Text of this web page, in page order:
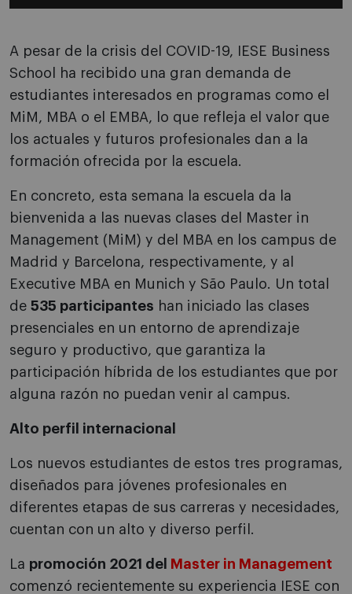
A pesar de la crisis del COVID-19, IESE Business
School ha recibido una gran demanda de
estudiantes interesados en programas como el
MiM, MBA o el EMBA, lo que refleja el valor que
los actuales y futuros profesionales dan a la
formación ofrecida por la escuela.
En concreto, esta semana la escuela da la
bienvenida a las nuevas clases del Master in
Management (MiM) y del MBA en los campus de
Madrid y Barcelona, respectivamente, y al
Executive MBA en Munich y São Paulo. Un total
de 535 participantes han iniciado las clases
presenciales en un entorno de aprendizaje
seguro y productivo, que garantiza la
participación híbrida de los estudiantes que por
alguna razón no puedan venir al campus.
Alto perfil internacional
Los nuevos estudiantes de estos tres programas,
diseñados para jóvenes profesionales en
diferentes etapas de sus carreras y necesidades,
cuentan con un alto y diverso perfil.
La promoción 2021 del
Master in Management
comenzó recientemente su experiencia IESE con